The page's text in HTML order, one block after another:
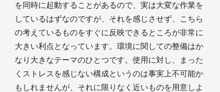
を同時に起動することがあるので、実は大変な作業を
しているはずなのですが、それを感じさせず、こちら
の考えているものをすぐに反映できるところが非常に
大きい利点となっています。環境に関しての整備はか
なり大きなテーマのひとつです。使用に対し、まった
くストレスを感じない構成というのは事実上不可能か
もしれませんが、それに限りなく近いものを用意しよ